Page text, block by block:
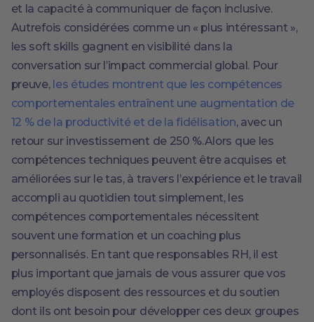
et la capacité à communiquer de façon inclusive.
Autrefois considérées comme un « plus intéressant »,
les soft skills gagnent en visibilité dans la
conversation sur l’impact commercial global. Pour
preuve, les études montrent que les compétences
comportementales entraînent une augmentation de
12 % de la productivité et de la fidélisation, avec un
retour sur investissement de 250 %.Alors que les
compétences techniques peuvent être acquises et
améliorées sur le tas, à travers l’expérience et le travail
accompli au quotidien tout simplement, les
compétences comportementales nécessitent
souvent une formation et un coaching plus
personnalisés. En tant que responsables RH, il est
plus important que jamais de vous assurer que vos
employés disposent des ressources et du soutien
dont ils ont besoin pour développer ces deux groupes